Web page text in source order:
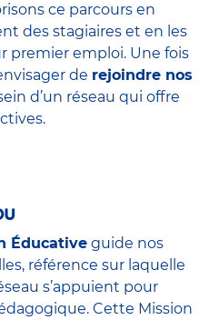
ce parcours en
des stagiaires et en les
premier emploi. Une fois
de rejoindre nos
d’un réseau qui offre
Éducative guide nos
référence sur laquelle
s’appuient pour
Cette Mission